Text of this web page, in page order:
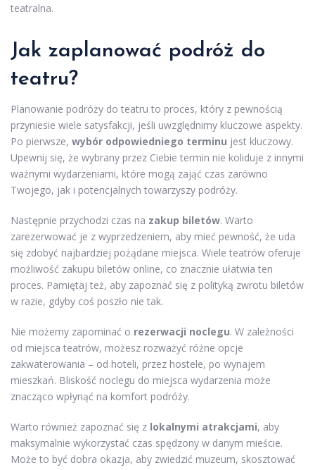
teatralna.
Jak zaplanować podróż do
teatru?
Planowanie podróży do teatru to proces, który z pewnością
przyniesie wiele satysfakcji, jeśli uwzględnimy kluczowe aspekty.
Po pierwsze, wybór odpowiedniego terminu jest kluczowy.
Upewnij się, że wybrany przez Ciebie termin nie koliduje z innymi
ważnymi wydarzeniami, które mogą zająć czas zarówno
Twojego, jak i potencjalnych towarzyszy podróży.
Następnie przychodzi czas na zakup biletów. Warto
zarezerwować je z wyprzedzeniem, aby mieć pewność, że uda
się zdobyć najbardziej pożądane miejsca. Wiele teatrów oferuje
możliwość zakupu biletów online, co znacznie ułatwia ten
proces. Pamiętaj też, aby zapoznać się z polityką zwrotu biletów
w razie, gdyby coś poszło nie tak.
Nie możemy zapominać o rezerwacji noclegu. W zależności
od miejsca teatrów, możesz rozważyć różne opcje
zakwaterowania – od hoteli, przez hostele, po wynajem
mieszkań. Bliskość noclegu do miejsca wydarzenia może
znacząco wpłynąć na komfort podróży.
Warto również zapoznać się z lokalnymi atrakcjami, aby
maksymalnie wykorzystać czas spędzony w danym mieście.
Może to być dobra okazja, aby zwiedzić muzeum, skosztować